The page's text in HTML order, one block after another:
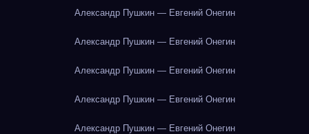
Александр Пушкин — Евгений Онегин
Александр Пушкин — Евгений Онегин
Александр Пушкин — Евгений Онегин
Александр Пушкин — Евгений Онегин
Александр Пушкин — Евгений Онегин